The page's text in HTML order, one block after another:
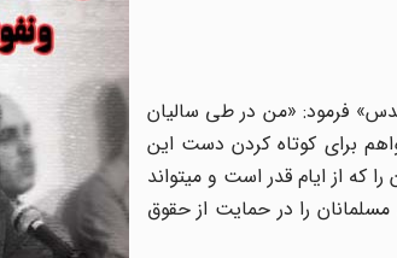
رمضان به «روز قدس» فرمود: «من در طی سالیان
برای کوتاه کردن دست این
که از ایام قدر است و می‏تواند
را در حمایت از حقوق